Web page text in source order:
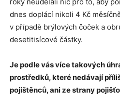
dnes doplácí nikoli 4 Kč
v případě brýlových čoček a
desetitisícové částky.
Je podle vás více takových
prostředků, které nedávají
pojištěnců, ani ze strany